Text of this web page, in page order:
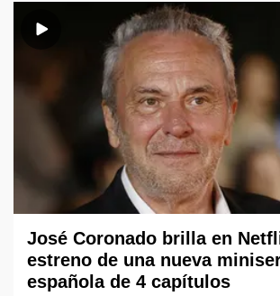
José Coronado brilla en
estreno de una nueva
española de 4 capítulos